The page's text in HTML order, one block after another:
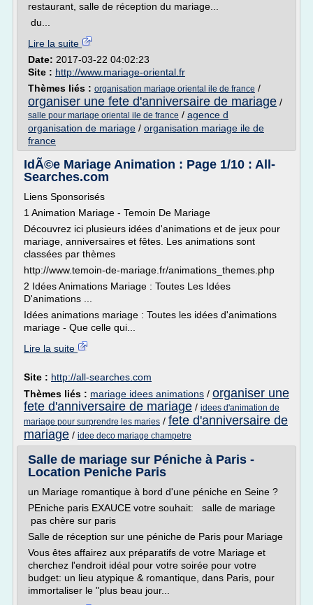
restaurant, salle de réception du mariage...
du...
Lire la suite
Date: 2017-03-22 04:02:23
Site : http://www.mariage-oriental.fr
Thèmes liés : organisation mariage oriental ile de france /
organiser une fete d'anniversaire de mariage /
salle pour mariage oriental ile de france / agence d
organisation de mariage / organisation mariage ile de
france
IdÃ©e Mariage Animation : Page 1/10 : All-
Searches.com
Liens Sponsorisés
1 Animation Mariage - Temoin De Mariage
Découvrez ici plusieurs idées d'animations et de jeux pour
mariage, anniversaires et fêtes. Les animations sont
classées par thèmes
http://www.temoin-de-mariage.fr/animations_themes.php
2 Idées Animations Mariage : Toutes Les Idées
D'animations ...
Idées animations mariage : Toutes les idées d'animations
mariage - Que celle qui...
Lire la suite
Site : http://all-searches.com
Thèmes liés : mariage idees animations / organiser une
fete d'anniversaire de mariage / idees d'animation de
mariage pour surprendre les maries / fete d'anniversaire de
mariage / idee deco mariage champetre
Salle de mariage sur Péniche à Paris -
Location Peniche Paris
un Mariage romantique à bord d'une péniche en Seine ?
PEniche paris EXAUCE votre souhait: salle de mariage
pas chère sur paris
Salle de réception sur une péniche de Paris pour Mariage
Vous êtes affairez aux préparatifs de votre Mariage et
cherchez l'endroit idéal pour votre soirée pour votre
budget: un lieu atypique & romantique, dans Paris, pour
immortaliser le "plus beau jour...